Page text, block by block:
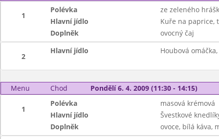
1
Polévka
ze zeleného
Hlavní jídlo
Kuře na paprice,
Doplněk
ovocný čaj
2
Hlavní jídlo Houbová
Menu Chod Pondělí 6. 4. 2009 (11:30 - 14:15)
1
Polévka
masová krémová
Hlavní jídlo
Švestkové
Doplněk
ovoce, bílá káva,